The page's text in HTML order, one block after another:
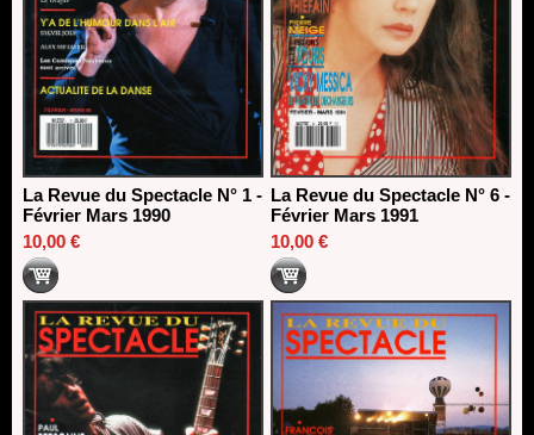
La Revue du Spectacle N° 1 -
Février Mars 1990
10,00 €
La Revue du Spectacle N° 6 -
Février Mars 1991
10,00 €